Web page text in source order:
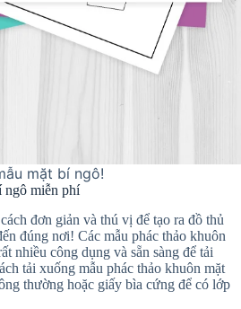
mặt bí ngô!
ngô miễn phí
đơn giản và thú vị để tạo ra đồ thủ
đúng nơi! Các mẫu phác thảo khuôn
nhiều công dụng và sẵn sàng để tải
tải xuống mẫu phác thảo khuôn mặt
thường hoặc giấy bìa cứng để có lớp